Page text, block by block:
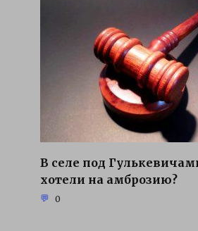
В селе под
хотели на амброзию?
0